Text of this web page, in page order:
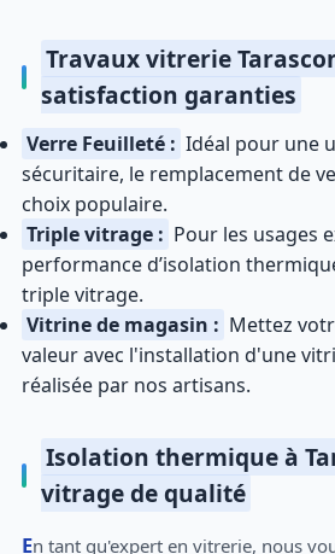
Travaux vitrerie
satisfaction garanties
Verre Feuilleté : Idéal pour une
sécuritaire, le remplacement de
choix populaire.
Triple vitrage : Pour les usages
performance d’isolation
triple vitrage.
Vitrine de magasin : Mettez
valeur avec l'installation d'une
réalisée par nos artisans.
Isolation thermique à
vitrage de qualité
En tant qu'expert en vitrerie, nous vous proposons des